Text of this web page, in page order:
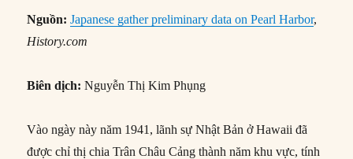
Nguồn: Japanese gather preliminary data on Pearl Harbor,
History.com
Biên dịch: Nguyễn Thị Kim Phụng
Vào ngày này năm 1941, lãnh sự Nhật Bản ở Hawaii đã
được chỉ thị chia Trân Châu Cảng thành năm khu vực, tính